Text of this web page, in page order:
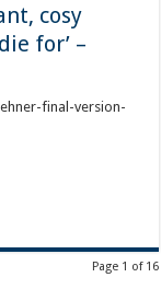
cosy
for’ –
final-version-
Page 1 of 16